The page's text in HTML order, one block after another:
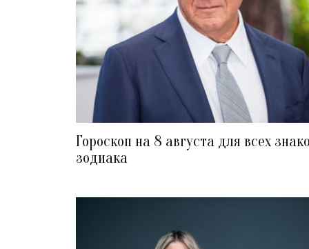
Гороскоп на 8 августа для всех
зодиака